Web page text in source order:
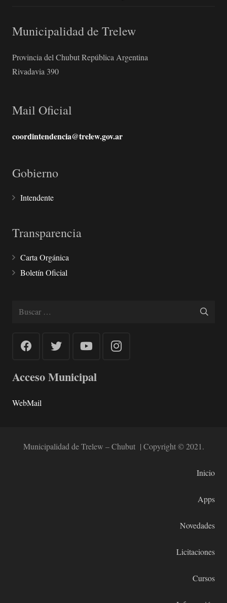
Municipalidad de Trelew
Provincia del Chubut República Argentina
Rivadavia 390
Mail Oficial
coordintendencia@trelew.gov.ar
Gobierno
Intendente
Transparencia
Carta Orgánica
Boletín Oficial
Buscar:
Acceso Municipal
WebMail
Municipalidad de Trelew – Chubut | Copyright © 2021.
Inicio
Apps
Novedades
Licitaciones
Cursos